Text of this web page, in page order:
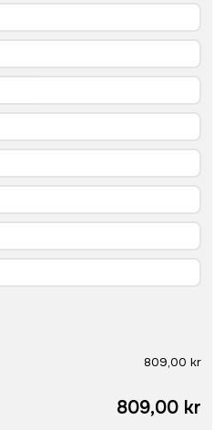
809,00 kr
809,00 kr